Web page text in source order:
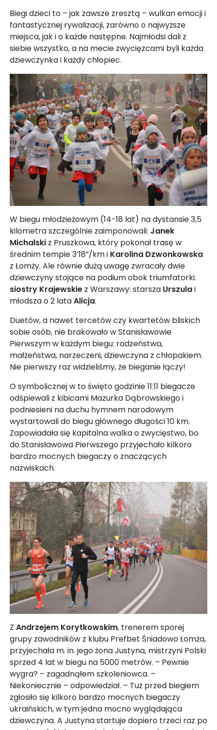
Biegi dzieci to – jak zawsze zresztą – wulkan emocji i
fantastycznej rywalizacji, zarówno o najwyższe
miejsca, jak i o każde następne. Najmłodsi dali z
siebie wszystko, a na mecie zwycięzcami byli każda
dziewczynka i każdy chłopiec.
W biegu młodzieżowym (14-18 lat) na dystansie 3,5
kilometra szczególnie zaimponowali: Janek
Michalski z Pruszkowa, który pokonał trasę w
średnim tempie 3’18”/km i Karolina Dzwonkowska
z Łomży. Ale równie dużą uwagę zwracały dwie
dziewczyny stojące na podium obok triumfatorki.
siostry Krajewskie z Warszawy: starsza Urszulai
młodsza o 2 lataAlicja.
Duetów, a nawet tercetów czy kwartetów bliskich
sobie osób, nie brakowało w Stanisławowie
Pierwszym w każdym biegu: rodzeństwa,
małżeństwa, narzeczeni, dziewczyna z chłopakiem.
Nie pierwszy raz widzieliśmy, że bieganie łączy!
O symbolicznej w to święto godzinie 11:11 biegacze
odśpiewali z kibicami Mazurka Dąbrowskiego i
podniesieni na duchu hymnem narodowym
wystartowali do biegu głównego długości 10 km.
Zapowiadała się kapitalna walka o zwycięstwo, bo
do Stanisławowa Pierwszego przyjechało kilkoro
bardzo mocnych biegaczy o znaczących
nazwiskach.
Z Andrzejem Korytkowskim, trenerem sporej
grupy zawodników z klubu Prefbet Śniadowo Łomża,
przyjechała m. in. jego żona Justyna, mistrzyni Polski
sprzed 4 lat w biegu na 5000 metrów. – Pewnie
wygra? – zagadnąłem szkoleniowca. –
Niekoniecznie – odpowiedział. – Tuż przed biegiem
zgłosiło się kilkoro bardzo mocnych biegaczy
ukraińskich, w tym jedna mocno wyglądająca
dziewczyna. A Justyna startuje dopiero trzeci raz po